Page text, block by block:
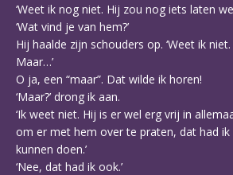
‘Weet ik nog niet. Hij zou nog iets laten
‘Wat vind je van hem?’
Hij haalde zijn schouders op. ‘Weet ik
Maar…’
O ja, een “maar”. Dat wilde ik horen!
‘Maar?’ drong ik aan.
‘Ik weet niet. Hij is er wel erg vrij in
om er met hem over te praten, dat had
kunnen doen.’
‘Nee, dat had ik ook.’